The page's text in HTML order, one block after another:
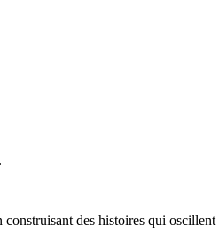
des histoires qui